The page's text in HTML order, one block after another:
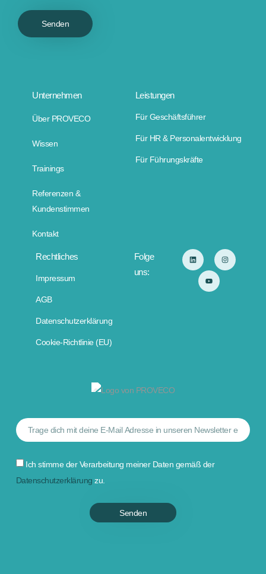
Senden
Ich stimme der Verarbeitung meiner Daten gemäß der
Datenschutzerklärung zu.
Senden
Unternehmen
Über PROVECO
Wissen
Trainings
Referenzen &
Kundenstimmen
Kontakt
Leistungen
Für Geschäftsführer
Für HR & Personalentwicklung
Für Führungskräfte
Rechtliches
Impressum
AGB
Datenschutzerklärung
Cookie-Richtlinie (EU)
Folge
uns: